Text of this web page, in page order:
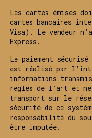
Les cartes émises
cartes bancaires
Visa). Le vendeur
Express.
Le paiement
est réalisé par
informations
règles de l’art et ne
transport sur le
sécurité de ce
responsabilité du
être imputée.